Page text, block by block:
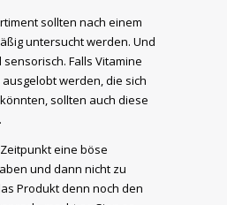
sollten nach einem
untersucht werden. Und
Falls Vitamine
werden, die sich
sollten auch diese
eine böse
und dann nicht zu
Produkt denn noch den